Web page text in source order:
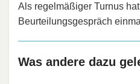
Als regelmäßiger Turnus
Beurteilungsgespräch
Was andere dazu